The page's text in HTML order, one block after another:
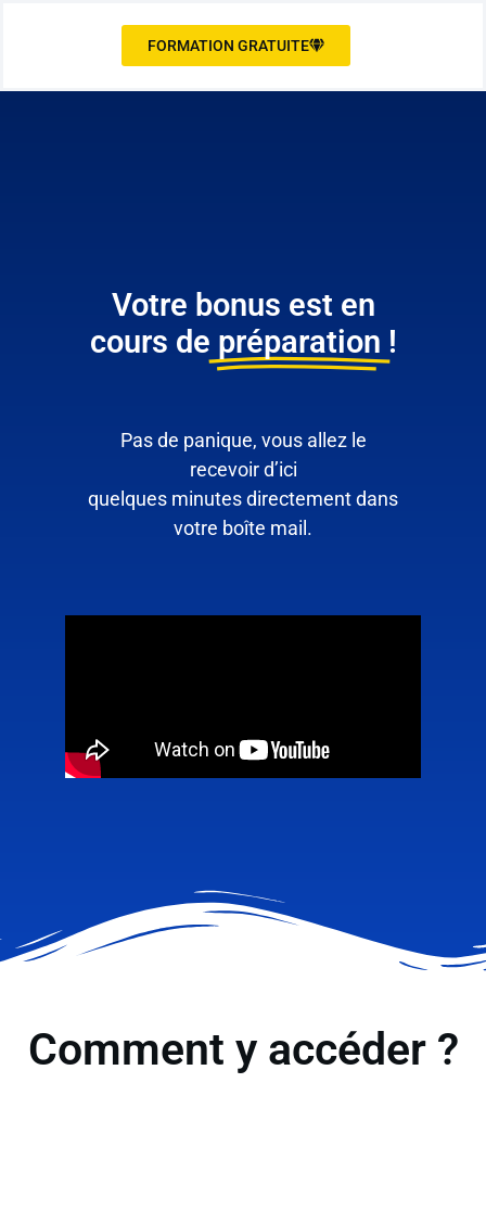
FORMATION GRATUITE
Votre bonus est en
cours de préparation !
Pas de panique, vous allez le
recevoir d’ici
quelques minutes directement dans
votre boîte mail.
Comment y accéder ?